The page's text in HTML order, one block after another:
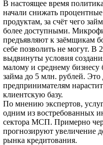
В настоящее время
начали снижать
продуктам, за счёт чего
более доступными.
предъявляют к заёмщикам
себе позволить не могут. В
выдвинуты условия
малому и среднему
займа до 5 млн. рублей.
предпринимателям
клиентскую базу.
По мнению экспертов,
одним из востребованных
сектора МСП. Примерно
прогнозируют увеличение
рынка кредитования.